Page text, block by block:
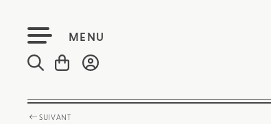
MENU
SUIVANT